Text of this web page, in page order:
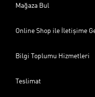
Mağaza Bul
Online Shop ile İletişime
Bilgi Toplumu Hizmetleri
Teslimat